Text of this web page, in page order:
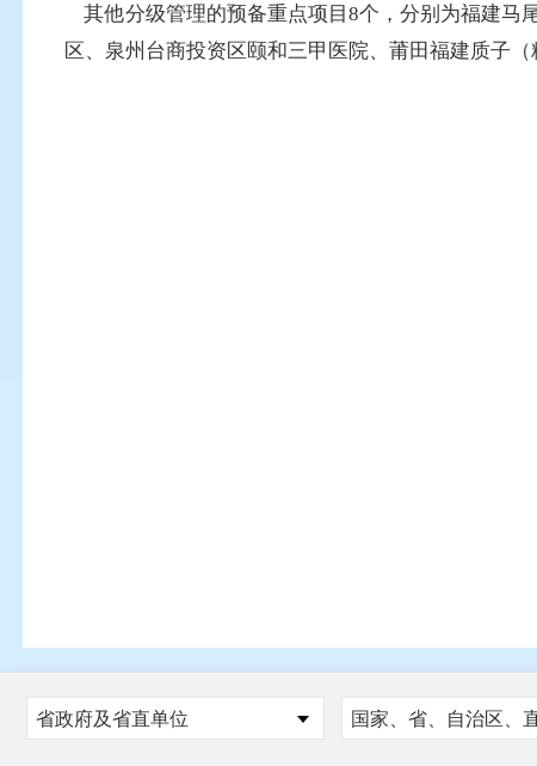
其他分级管理的预备重点项目8个，分别为福建马
区、泉州台商投资区颐和三甲医院、莆田福建质子
省政府及省直单位